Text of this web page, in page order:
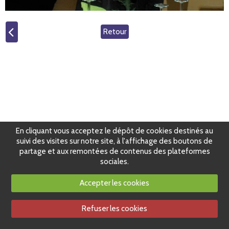
Retour
En cliquant vous acceptez le dépôt de cookies destinés au
suivi des visites sur notre site, à l'affichage des boutons de
partage et aux remontées de contenus des plateformes
sociales.
Accepter les cookies
Refuser les cookies